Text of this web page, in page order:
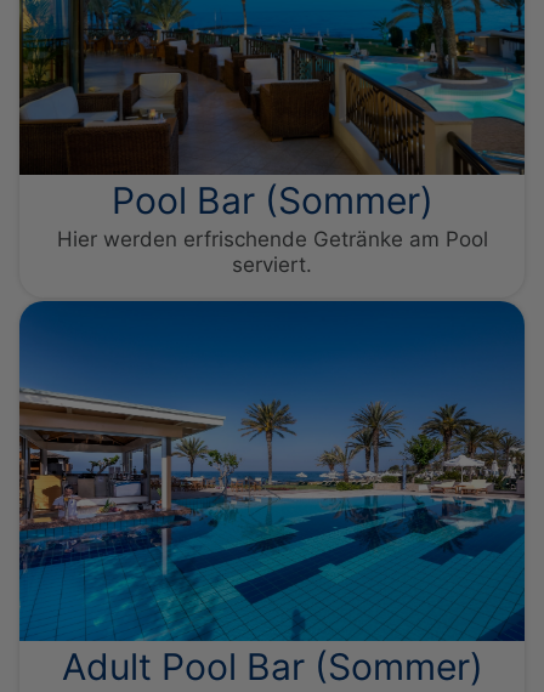
Pool Bar (Sommer)
Hier werden erfrischende Getränke am Pool
serviert.
Adult Pool Bar (Sommer)